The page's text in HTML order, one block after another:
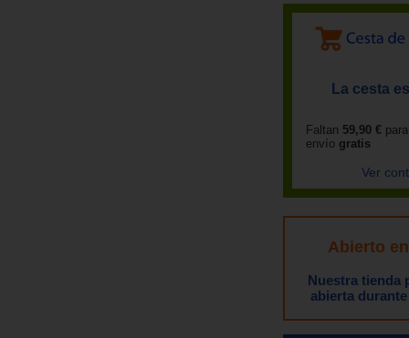
La cesta
Faltan 59,90 €
envío gratis
Ver
Abierto
Nuestra tienda
abierta